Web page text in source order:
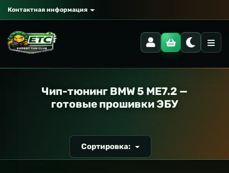
Контактная информация
Чип-тюнинг BMW 5 ME7.2 —
готовые прошивки ЭБУ
Сортировка: